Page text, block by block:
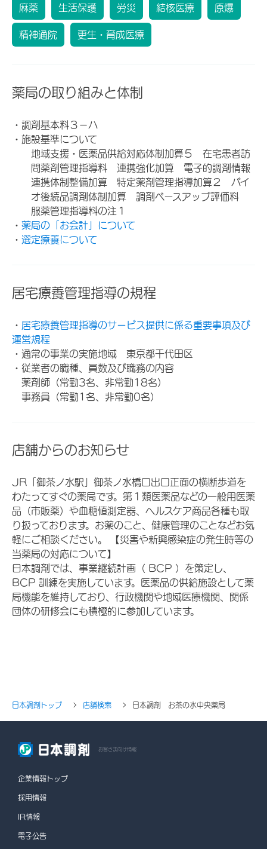
麻薬 生活保護 労災 結核医療 原爆
精神通院 更生・育成医療
薬局の取り組みと体制
・調剤基本料３－ハ
・施設基準について
地域支援・医薬品供給対応体制加算５ 在宅患者訪
問薬剤管理指導料 連携強化加算 電子的調剤情報
連携体制整備加算 特定薬剤管理指導加算２ バイ
オ後続品調剤体制加算 調剤ベースアップ評価料
服薬管理指導料の注１
・ 薬局の「お会計」について
・ 選定療養について
居宅療養管理指導の規程
・ 居宅療養管理指導のサービス提供に係る重要事項及び
運営規程
・通常の事業の実施地域 東京都千代田区
・従業者の職種、員数及び職務の内容
薬剤師（常勤3名、非常勤18名）
事務員（常勤1名、非常勤0名）
店舗からのお知らせ
JR「御茶ノ水駅」御茶ノ水橋口出口正面の横断歩道を
わたってすぐの薬局です。第１類医薬品などの一般用医薬
品（市販薬）や血糖値測定器、ヘルスケア商品各種も取
り扱っております。お薬のこと、健康管理のことなどお気
軽にご相談ください。 【災害や新興感染症の発生時等の
当薬局の対応について】
日本調剤では、事業継続計画（ BCP ）を策定し、
BCP 訓練を実施しています。医薬品の供給施設として薬
局機能を維持しており、行政機関や地域医療機関、関係
団体の研修会にも積極的に参加しています。
日本調剤トップ 店舗検索 日本調剤 お茶の水中央薬局
お客さま向け情報
企業情報トップ
採用情報
IR情報
電子公告